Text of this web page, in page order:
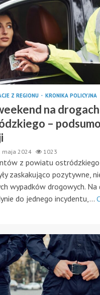
Z REGIONU KRONIKA POLICYJNA
na drogach
–
maja 2024 1023
z powiatu
zaskakująco pozytywne,
wypadków drogowych. Na
do jednego incydentu,...